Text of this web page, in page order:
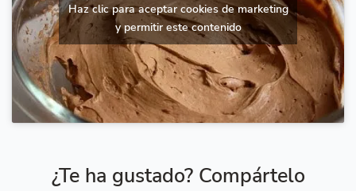
Haz clic para aceptar cookies de marketing
y permitir este contenido
¿Te ha gustado? Compártelo